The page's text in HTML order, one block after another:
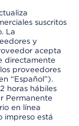
suscritos
La
y
acepta
directamente
proveedores
“Español”).
horas hábiles
Permanente
en línea
impreso está